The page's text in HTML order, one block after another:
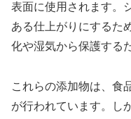
表面に使用されます。
ある仕上がりにするた
化や湿気から保護する
これらの添加物は、食
が行われています。し